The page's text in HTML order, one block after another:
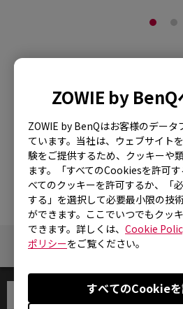
ZOWIE by BenQ
ZOWIE by BenQはお客様のデータ
ています。当社は、ウェブサイト
験をご提供するため、クッキーや
ます。「すべてのCookiesを許可
べてのクッキーを許可するか、「
する」を選択して必要最小限の技
ができます。ここでいつでもクッ
できます。詳しくは、 Cookie
ポリシーをご覧ください。
すべてのCookie
For XL-Kモニ
終了】
製品に戻る